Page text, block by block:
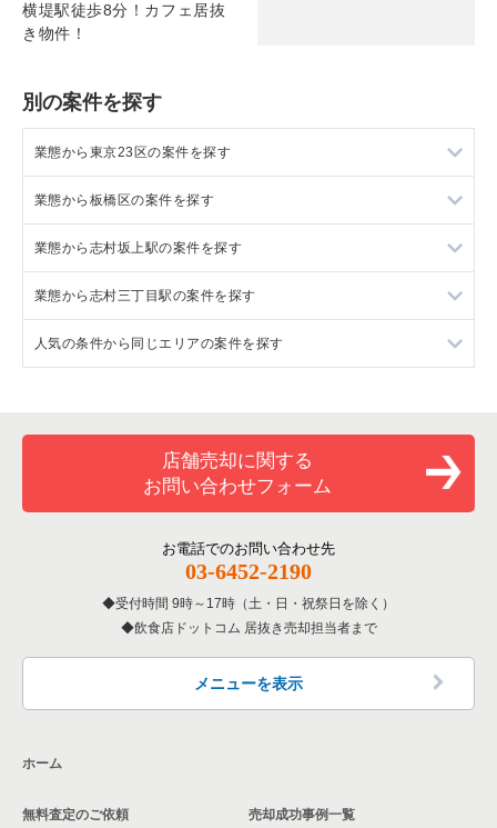
横堤駅徒歩8分！カフェ居抜
き物件！
別の案件を探す
業態から東京23区の案件を探す
東京23区のラーメンの居抜き売却物件の案件一覧
東京23区のフランス料理の居抜き売却物件の案件一覧
東京23区のイタリア料理の居抜き売却物件の案件一覧
東京23区の中華の居抜き売却物件の案件一覧
東京23区の寿司の居抜き売却物件の案件一覧
東京23区の焼肉の居抜き売却物件の案件一覧
東京23区のアジア料理の居抜き売却物件の案件一覧
東京23区のカフェの居抜き売却物件の案件一覧
東京23区のテイクアウトの居抜き売却物件の案件一覧
東京23区のカラオケ・パブ・スナックの居抜き売却物件の案件
業態から板橋区の案件を探す
板橋区のラーメンの居抜き売却物件の案件一覧
板橋区のフランス料理の居抜き売却物件の案件一覧
板橋区のイタリア料理の居抜き売却物件の案件一覧
板橋区のそば・うどんの居抜き売却物件の案件一覧
板橋区の焼肉の居抜き売却物件の案件一覧
板橋区のカフェの居抜き売却物件の案件一覧
板橋区のカラオケ・パブ・スナックの居抜き売却物件の案件一
業態から志村坂上駅の案件を探す
志村坂上駅のラーメンの居抜き売却物件の案件一覧
志村坂上駅の中華の居抜き売却物件の案件一覧
志村坂上駅のカフェの居抜き売却物件の案件一覧
志村坂上駅のカラオケ・パブ・スナックの居抜き売却物件の案
志村坂上駅の居酒屋・ダイニングバーの居抜き売却物件の案件
志村坂上駅の和食の居抜き売却物件の案件一覧
業態から志村三丁目駅の案件を探す
志村三丁目駅の中華の居抜き売却物件の案件一覧
志村三丁目駅のカフェの居抜き売却物件の案件一覧
志村三丁目駅の居酒屋・ダイニングバーの居抜き売却物件の案
志村三丁目駅の和食の居抜き売却物件の案件一覧
人気の条件から同じエリアの案件を探す
板橋区の1階の飲食店の居抜き売却物件の案件一覧
志村坂上駅の1階の飲食店の居抜き売却物件の案件一覧
東京23区の1階のカフェの居抜き売却物件の案件一覧
東京23区の20坪以下の飲食店の居抜き売却物件の案件一覧
板橋区の20坪以下の飲食店の居抜き売却物件の案件一覧
志村三丁目駅の20坪以下の飲食店の居抜き売却物件の案件一覧
東京23区の20坪以下のカフェの居抜き売却物件の案件一覧
店舗売却に関する
お問い合わせフォーム
お電話でのお問い合わせ先
03-6452-2190
受付時間 9時～17時（土・日・祝祭日を除く）
飲食店ドットコム 居抜き売却担当者まで
メニューを表示
ホーム
無料査定のご依頼 売却成功事例一覧